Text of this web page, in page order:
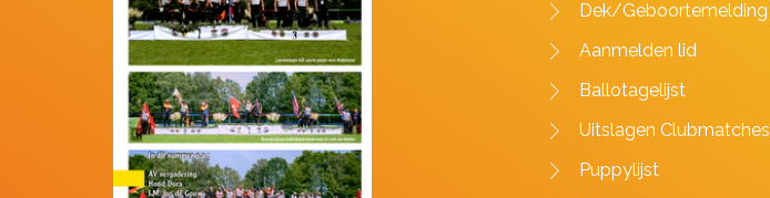
Dek/Geboortemelding
Aanmelden lid
Ballotagelijst
Uitslagen Clubmatches
Puppylijst